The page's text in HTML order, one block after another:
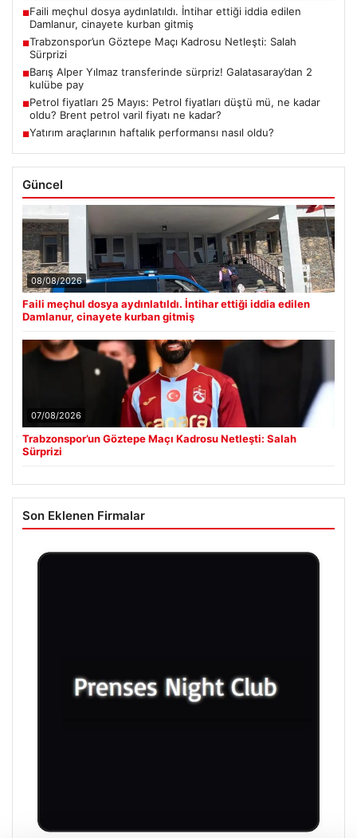
■Faili meçhul dosya aydınlatıldı. İntihar ettiği iddia edilen
Damlanur, cinayete kurban gitmiş
■Trabzonspor’un Göztepe Maçı Kadrosu Netleşti: Salah
Sürprizi
■Barış Alper Yılmaz transferinde sürpriz! Galatasaray’dan 2
kulübe pay
■Petrol fiyatları 25 Mayıs: Petrol fiyatları düştü mü, ne kadar
oldu? Brent petrol varil fiyatı ne kadar?
■Yatırım araçlarının haftalık performansı nasıl oldu?
Güncel
08/08/2026
Faili meçhul dosya aydınlatıldı. İntihar ettiği iddia edilen
Damlanur, cinayete kurban gitmiş
07/08/2026
Trabzonspor’un Göztepe Maçı Kadrosu Netleşti: Salah
Sürprizi
Son Eklenen Firmalar